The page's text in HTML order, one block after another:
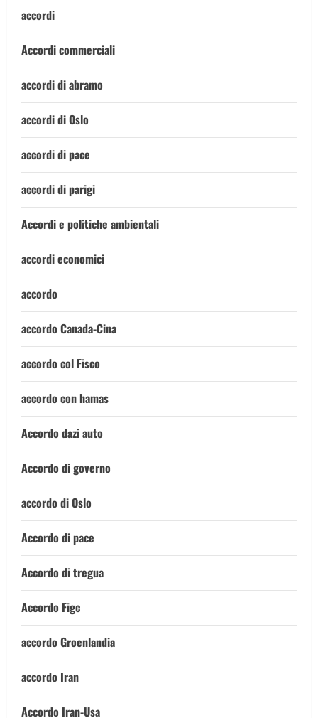
accordi
Accordi commerciali
accordi di abramo
accordi di Oslo
accordi di pace
accordi di parigi
Accordi e politiche ambientali
accordi economici
accordo
accordo Canada-Cina
accordo col Fisco
accordo con hamas
Accordo dazi auto
Accordo di governo
accordo di Oslo
Accordo di pace
Accordo di tregua
Accordo Figc
accordo Groenlandia
accordo Iran
Accordo Iran-Usa